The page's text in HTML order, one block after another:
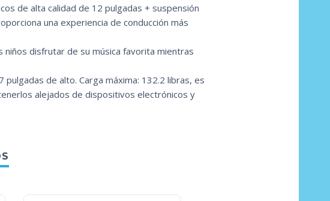
de alta calidad de 12 pulgadas + suspensión
una experiencia de conducción más
disfrutar de su música favorita mientras
de alto. Carga máxima: 132.2 libras, es
alejados de dispositivos electrónicos y